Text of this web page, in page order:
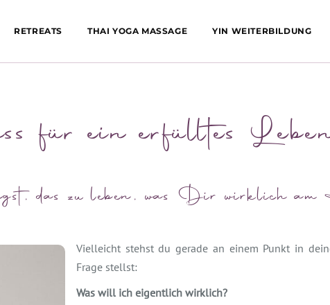
RETREATS THAI YOGA MASSAGE YIN WEITERBILDUNG
für ein erfülltes
das zu leben, was Dir wirklich am
Vielleicht stehst du gerade an einem Punkt in
Frage stellst:
Was will ich eigentlich wirklich?